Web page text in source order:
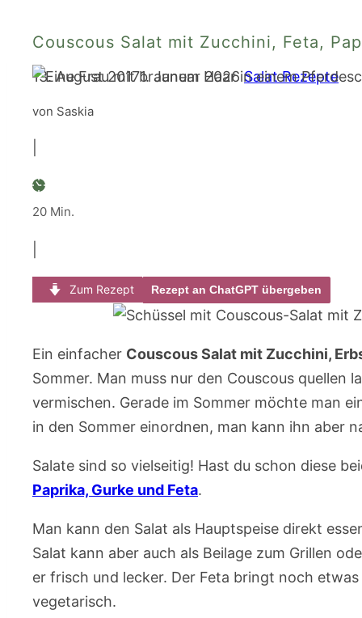
Couscous Salat mit Zucchini, Feta,
13. August 20171. Januar 2026 Salat Rezepte
von Saskia
20Minuten
Min.
Zum Rezept Rezept an ChatGPT übergeben
Ein einfacher Couscous Salat mit Zucchini,
Sommer. Man muss nur den Couscous quellen
vermischen. Gerade im Sommer möchte man
in den Sommer einordnen, man kann ihn aber
Salate sind so vielseitig! Hast du schon diese
Paprika, Gurke und Feta.
Man kann den Salat als Hauptspeise direkt
Salat kann aber auch als Beilage zum Grillen
er frisch und lecker. Der Feta bringt noch
vegetarisch.